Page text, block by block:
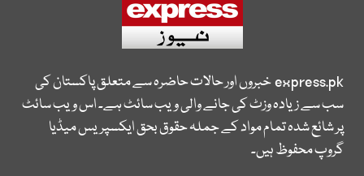
express.pkخبروں اور حالات حاضرہ سے متعلق پاکستان کی
سب سے زیادہ وزٹ کی جانے والی ویب سائٹ ہے۔ اس ویب سائٹ
پر شائع شدہ تمام مواد کے جملہ حقوق بحق ایکسپریس میڈیا
گروپ محفوظ ہیں۔